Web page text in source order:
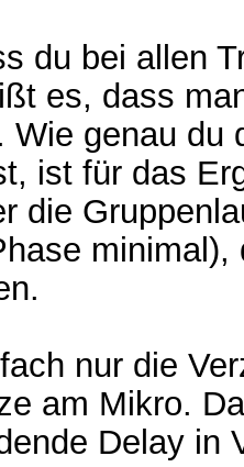
du bei allen
es, dass
Wie genau du
ist für das
die
nur die
am Mikro.
Delay in